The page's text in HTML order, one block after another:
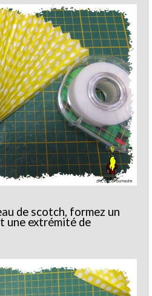
de scotch, formez un
une extrémité de